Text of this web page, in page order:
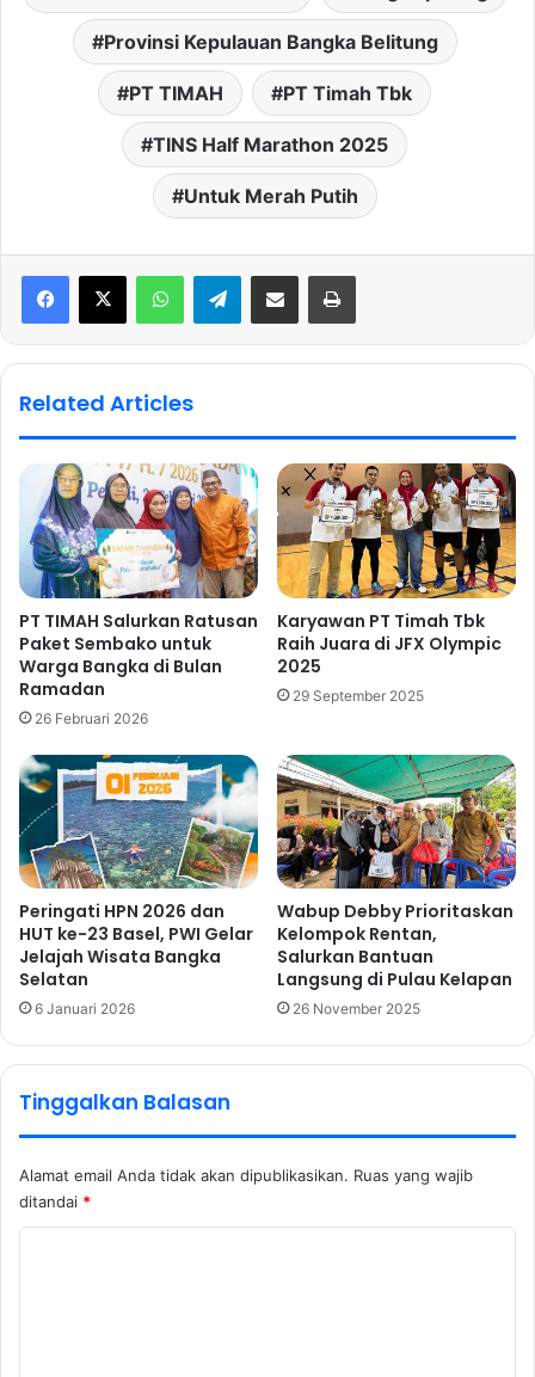
Provinsi Kepulauan Bangka Belitung
PT TIMAH PT Timah Tbk
TINS Half Marathon 2025
Untuk Merah Putih
WhatsAppTelegramShare via Email Print
Related Articles
PT TIMAH Salurkan Ratusan
Paket Sembako untuk
Warga Bangka di Bulan
Ramadan
26 Februari 2026
Karyawan PT Timah Tbk
Raih Juara di JFX Olympic
2025
29 September 2025
Peringati HPN 2026 dan
HUT ke-23 Basel, PWI Gelar
Jelajah Wisata Bangka
Selatan
6 Januari 2026
Wabup Debby Prioritaskan
Kelompok Rentan,
Salurkan Bantuan
Langsung di Pulau Kelapan
26 November 2025
Tinggalkan Balasan
Alamat email Anda tidak akan dipublikasikan. Ruas yang wajib
ditandai *